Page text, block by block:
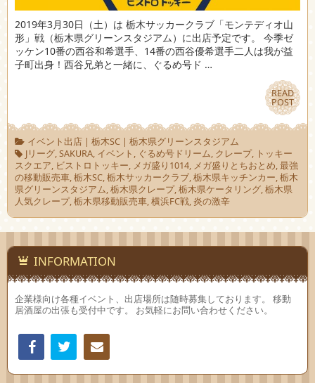
2019年3月30日（土）は 栃木サッカークラブ「モンテディオ山
形」戦（栃木県グリーンスタジアム）に出店予定です。 今季ゼ
ッケン10番の西谷和希選手、14番の西谷優希選手二人は我が益
子町出身！西谷兄弟と一緒に、ぐるめ号ド …
READ
POST
READ
POST
イベント出店| 栃木SC| 栃木県グリーンスタジアム
Jリーグ,SAKURA, イベント , ぐるめ号ドリーム, クレープ, トッキー
スクエア, ビストロトッキー, メガ盛り1014, メガ盛りとちおとめ,最強
の移動販売車,栃木SC,栃木サッカークラブ,栃木県キッチンカー,栃木
県グリーンスタジアム,栃木県クレープ,栃木県ケータリング,栃木県
人気クレープ,栃木県移動販売車,横浜FC戦,炎の激辛
INFORMATION
企業様向け各種イベント、出店場所は随時募集しております。 移動
居酒屋の出張も受付中です。 お気軽にお問い合わせください。
Facebook
連絡